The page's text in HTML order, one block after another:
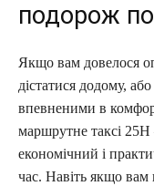
подорож по
Якщо вам довелося
дістатися додому,
впевненими в
маршрутне таксі
економічний і
час. Навіть якщо вам